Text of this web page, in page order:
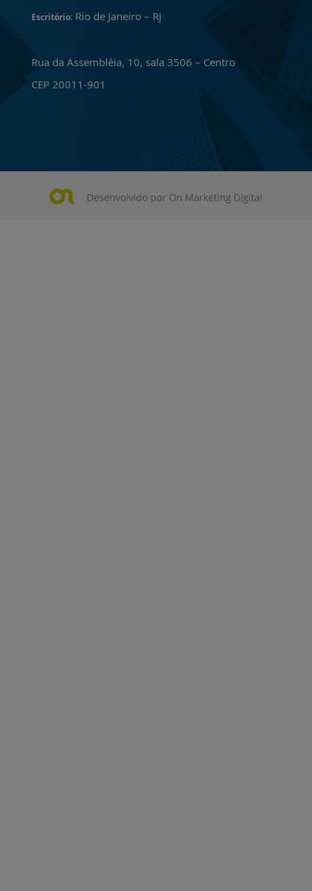
Escritório:Rio de Janeiro – RJ
Rua da Assembléia, 10, sala 3506 – Centro
CEP 20011-901